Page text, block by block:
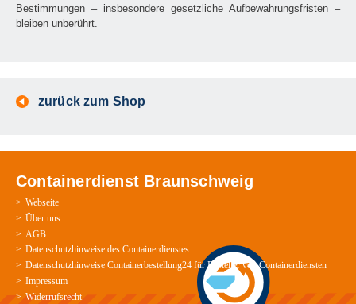
Bestimmungen – insbesondere gesetzliche Aufbewahrungsfristen –
bleiben unberührt.
zurück zum Shop
Containerdienst Braunschweig
Webseite
Über uns
AGB
Datenschutzhinweise des Containerdienstes
Datenschutzhinweise Containerbestellung24 für Besteller von Containerdiensten
Impressum
Widerrufsrecht